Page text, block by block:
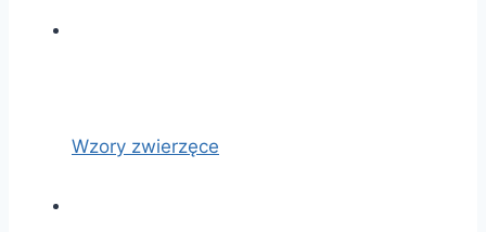
Wzory zwierzęce